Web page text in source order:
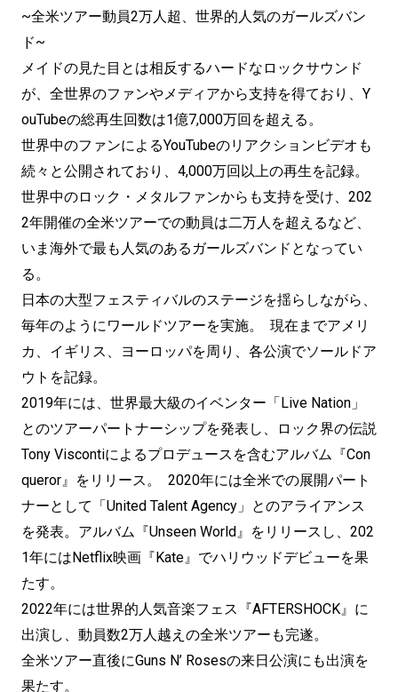
~全米ツアー動員2万人超、世界的人気のガールズバン
ド~
メイドの見た目とは相反するハードなロックサウンド
が、全世界のファンやメディアから支持を得ており、Y
ouTubeの総再生回数は1億7,000万回を超える。
世界中のファンによるYouTubeのリアクションビデオも
続々と公開されており、4,000万回以上の再生を記録。
世界中のロック・メタルファンからも支持を受け、202
2年開催の全米ツアーでの動員は二万人を超えるなど、
いま海外で最も人気のあるガールズバンドとなってい
る。
日本の大型フェスティバルのステージを揺らしながら、
毎年のようにワールドツアーを実施。 現在までアメリ
カ、イギリス、ヨーロッパを周り、各公演でソールドア
ウトを記録。
2019年には、世界最大級のイベンター「Live Nation」
とのツアーパートナーシップを発表し、ロック界の伝説
Tony Viscontiによるプロデュースを含むアルバム『Con
queror』をリリース。 2020年には全米での展開パート
ナーとして「United Talent Agency」とのアライアンス
を発表。アルバム『Unseen World』をリリースし、202
1年にはNetflix映画『Kate』でハリウッドデビューを果
たす。
2022年には世界的人気音楽フェス『AFTERSHOCK』に
出演し、動員数2万人越えの全米ツアーも完遂。
全米ツアー直後にGuns N’ Rosesの来日公演にも出演を
果たす。